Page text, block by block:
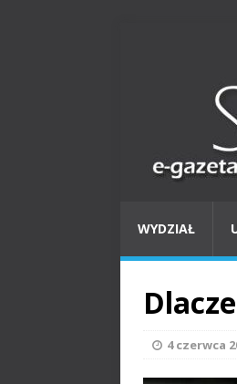
WYDZIAŁ
4 czerwca